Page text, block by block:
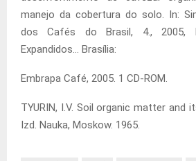
manejo da cobertura do solo. In:
dos Cafés do Brasil, 4., 2005,
Expandidos… Brasília:
Embrapa Café, 2005. 1 CD-ROM.
TYURIN, I.V. Soil organic matter and
Izd. Nauka, Moskow. 1965.